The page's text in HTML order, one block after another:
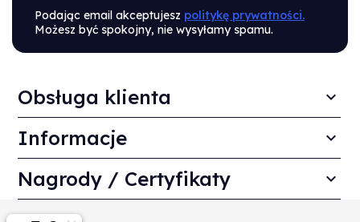
Podając email akceptujesz politykę prywatności.
Możesz być spokojny, nie wysyłamy spamu.
Obsługa klienta
Informacje
Nagrody / Certyfikaty